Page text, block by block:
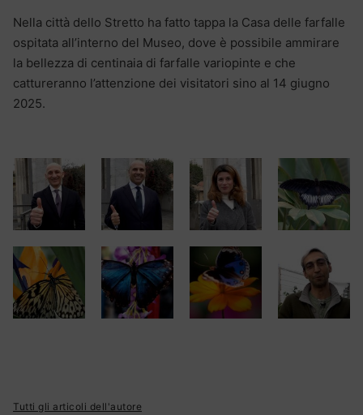
Nella città dello Stretto ha fatto tappa la Casa delle farfalle
ospitata all’interno del Museo, dove è possibile ammirare
la bellezza di centinaia di farfalle variopinte e che
cattureranno l’attenzione dei visitatori sino al 14 giugno
2025.
Tutti gli articoli dell'autore